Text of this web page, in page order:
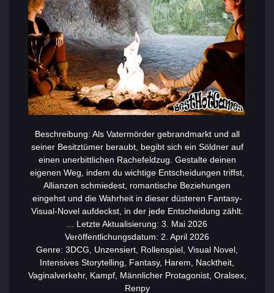
Beschreibung: Als Vatermörder gebrandmarkt und all
seiner Besitztümer beraubt, begibt sich ein Söldner auf
einen unerbittlichen Rachefeldzug. Gestalte deinen
eigenen Weg, indem du wichtige Entscheidungen triffst,
Allianzen schmiedest, romantische Beziehungen
eingehst und die Wahrheit in dieser düsteren Fantasy-
Visual-Novel aufdeckst, in der jede Entscheidung zählt.
... Letzte Aktualisierung: 3. Mai 2026
Veröffentlichungsdatum: 2. April 2026
Genre: 3DCG, Unzensiert, Rollenspiel, Visual Novel,
Intensives Storytelling, Fantasy, Harem, Nacktheit,
Vaginalverkehr, Kampf, Männlicher Protagonist, Oralsex,
Renpy